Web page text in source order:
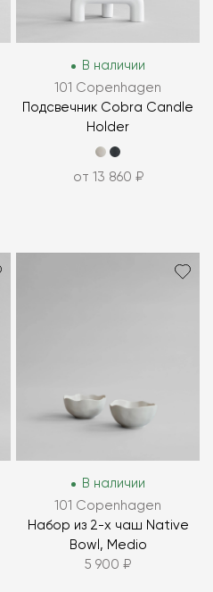
В наличии
101 Copenhagen
Подсвечник Cobra Candle
Holder
от 13 860 ₽
В наличии
101 Copenhagen
Набор из 2-х чаш Native
Bowl, Medio
5 900 ₽